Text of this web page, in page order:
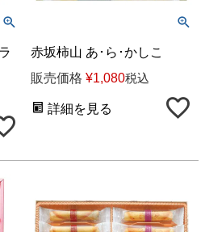
赤坂柿山 あ･ら･かしこ
販売価格 ¥1,080税込
詳細を見る